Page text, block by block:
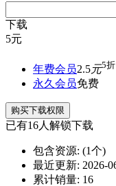
下载
5元
年费会员2.5元5折
永久会员免费
购买下载权限
已有16人解锁下载
包含资源: (1个)
最近更新: 2026-
累计销量: 16